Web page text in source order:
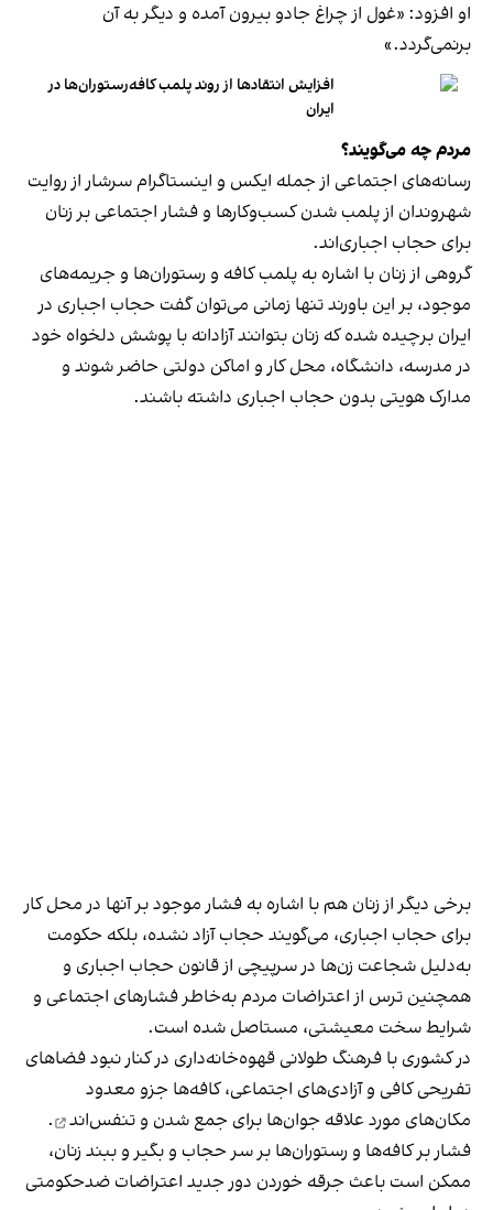
او افزود: «غول از چراغ جادو بیرون آمده و دیگر به آن
برنمی‎‌گردد.»
افزایش انتقادها از روند پلمب کافه‌رستوران‌ها در
ایران
مردم چه می‌گویند؟
رسانه‎‌های اجتماعی از جمله ایکس و اینستاگرام سرشار از روایت
شهروندان از پلمب شدن کسب‌وکارها و فشار اجتماعی بر زنان
برای حجاب اجباری‌اند.
گروهی از زنان با اشاره به پلمب کافه و رستوران‌ها و جریمه‌های
موجود، بر این باورند تنها زمانی می‌توان گفت حجاب اجباری در
ایران برچیده شده که زنان بتوانند آزادانه با پوشش دلخواه خود
در مدرسه، دانشگاه، محل کار و اماکن دولتی حاضر شوند و
مدارک هویتی بدون حجاب اجباری داشته باشند.
برخی دیگر از زنان هم با اشاره به فشار موجود بر آنها در محل کار
برای حجاب اجباری، می‌گویند حجاب آزاد نشده، بلکه حکومت
به‌دلیل شجاعت زن‌ها در سرپیچی از قانون حجاب اجباری و
همچنین ترس از اعتراضات مردم به‌خاطر فشارهای اجتماعی و
شرایط سخت معیشتی، مستاصل شده است.
در کشوری با فرهنگ طولانی قهوه‌‌خانه‌داری در کنار نبود فضاهای
تفریحی کافی و آزادی‌های اجتماعی، کافه‌ها جزو معدود
مکان‌های مورد علاقه جوان‌ها برای جمع شدن و تنفس‌اند
.
فشار بر کافه‌ها و رستوران‌ها بر سر حجاب و بگیر و ببند زنان،
ممکن است باعث جرقه خوردن دور جدید اعتراضات ضدحکومتی